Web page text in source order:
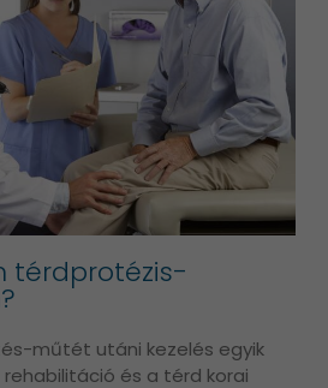
térdprotézis-
műtét utáni kezelés egyik
és a térd korai